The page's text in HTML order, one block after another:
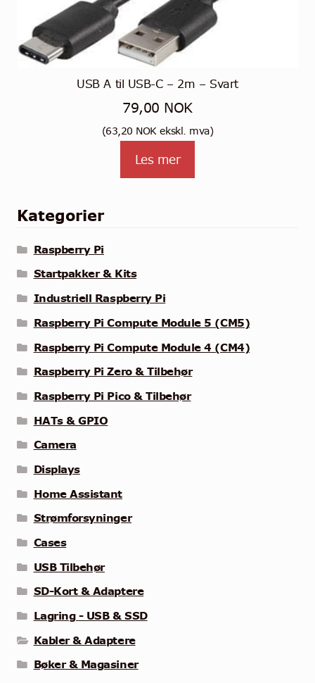
USB A til USB-C – 2m – Svart
79,00 NOK
(63,20 NOKekskl. mva)
Les mer
Kategorier
Raspberry Pi
Startpakker & Kits
Industriell Raspberry Pi
Raspberry Pi Compute Module 5 (CM5)
Raspberry Pi Compute Module 4 (CM4)
Raspberry Pi Zero & Tilbehør
Raspberry Pi Pico & Tilbehør
HATs & GPIO
Camera
Displays
Home Assistant
Strømforsyninger
Cases
USB Tilbehør
SD-Kort & Adaptere
Lagring - USB & SSD
Kabler & Adaptere
Bøker & Magasiner